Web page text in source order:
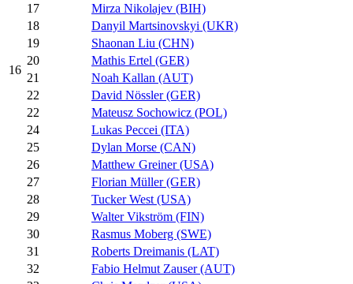
16
17
Mirza Nikolajev (BIH)
18
Danyil Martsinovskyi (UKR)
19
Shaonan Liu (CHN)
20
Mathis Ertel (GER)
21
Noah Kallan (AUT)
22
David Nössler (GER)
22
Mateusz Sochowicz (POL)
24
Lukas Peccei (ITA)
25
Dylan Morse (CAN)
26
Matthew Greiner (USA)
27
Florian Müller (GER)
28
Tucker West (USA)
29
Walter Vikström (FIN)
30
Rasmus Moberg (SWE)
31
Roberts Dreimanis (LAT)
32
Fabio Helmut Zauser (AUT)